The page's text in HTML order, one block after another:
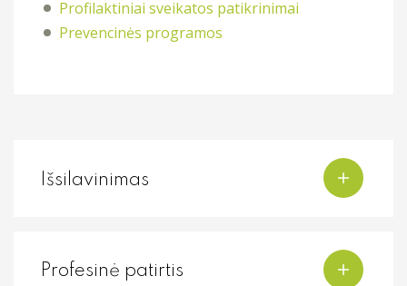
Profilaktiniai sveikatos patikrinimai
Prevencinės programos
Išsilavinimas
Profesinė patirtis